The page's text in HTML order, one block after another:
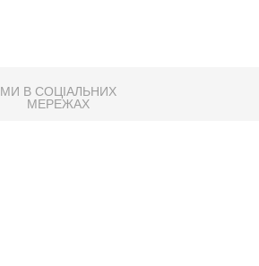
МИ В СОЦІАЛЬНИХ
МЕРЕЖАХ